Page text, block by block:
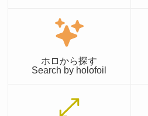
ホロから探す
Search by holofoil